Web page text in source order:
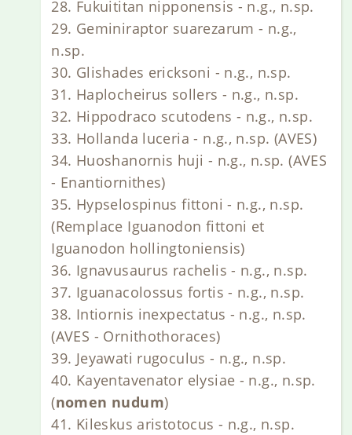
28. Fukuititan nipponensis - n.g., n.sp.
29. Geminiraptor suarezarum - n.g.,
n.sp.
30. Glishades ericksoni - n.g., n.sp.
31. Haplocheirus sollers - n.g., n.sp.
32. Hippodraco scutodens - n.g., n.sp.
33. Hollanda luceria - n.g., n.sp. (AVES)
34. Huoshanornis huji - n.g., n.sp. (AVES
- Enantiornithes)
35. Hypselospinus fittoni - n.g., n.sp.
(Remplace Iguanodon fittoni et
Iguanodon hollingtoniensis)
36. Ignavusaurus rachelis - n.g., n.sp.
37. Iguanacolossus fortis - n.g., n.sp.
38. Intiornis inexpectatus - n.g., n.sp.
(AVES - Ornithothoraces)
39. Jeyawati rugoculus - n.g., n.sp.
40. Kayentavenator elysiae - n.g., n.sp.
(nomen nudum)
41. Kileskus aristotocus - n.g., n.sp.